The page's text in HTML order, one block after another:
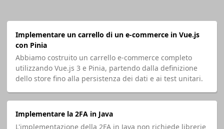
Implementare un carrello di un e-commerce in Vue.js
con Pinia
Abbiamo costruito un carrello e-commerce completo
utilizzando Vue.js 3 e Pinia, partendo dalla definizione
dello store fino alla persistenza dei dati e ai test unitari.
Implementare la 2FA in Java
L'implementazione della 2FA in Java non richiede librerie